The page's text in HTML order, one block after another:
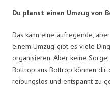
Du planst einen Umzug von
Das kann eine aufregende,
einem Umzug gibt es viele
organisieren. Aber keine
Bottrop aus Bottrop können dir
reibungslos und entspannt zu